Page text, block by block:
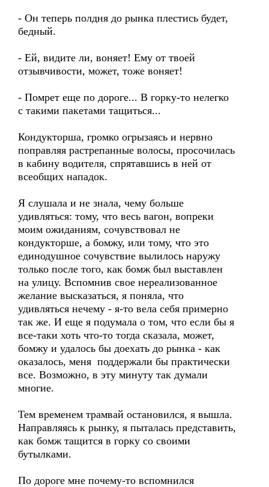
- Он теперь полдня до рынка плестись будет,
бедный.
- Ей, видите ли, воняет! Ему от твоей
отзывчивости, может, тоже воняет!
- Помрет еще по дороге... В горку-то нелегко
с такими пакетами тащиться...
Кондукторша, громко огрызаясь и нервно
поправляя растрепанные волосы, просочилась
в кабину водителя, спрятавшись в ней от
всеобщих нападок.
Я слушала и не знала, чему больше
удивляться: тому, что весь вагон, вопреки
моим ожиданиям, сочувствовал не
кондукторше, а бомжу, или тому, что это
единодушное сочувствие вылилось наружу
только после того, как бомж был выставлен
на улицу. Вспомнив свое нереализованное
желание высказаться, я поняла, что
удивляться нечему - я-то вела себя примерно
так же. И еще я подумала о том, что если бы я
все-таки хоть что-то тогда сказала, может,
бомжу и удалось бы доехать до рынка - как
оказалось, меня поддержали бы практически
все. Возможно, в эту минуту так думали
многие.
Тем временем трамвай остановился, я вышла.
Направляясь к рынку, я пыталась представить,
как бомж тащится в горку со своими
бутылками.
По дороге мне почему-то вспомнился